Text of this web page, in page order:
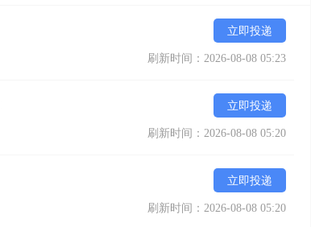
立即投递
刷新时间：2026-08-08 05:23
立即投递
刷新时间：2026-08-08 05:20
立即投递
刷新时间：2026-08-08 05:20